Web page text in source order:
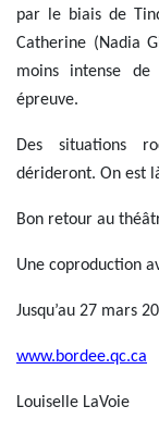
par le biais de
Catherine (Nadia
moins intense
épreuve.
Des situations
dérideront. On est
Bon retour au
Une coproduction
Jusqu’au 27 mars
www.bordee.qc.ca
Louiselle LaVoie